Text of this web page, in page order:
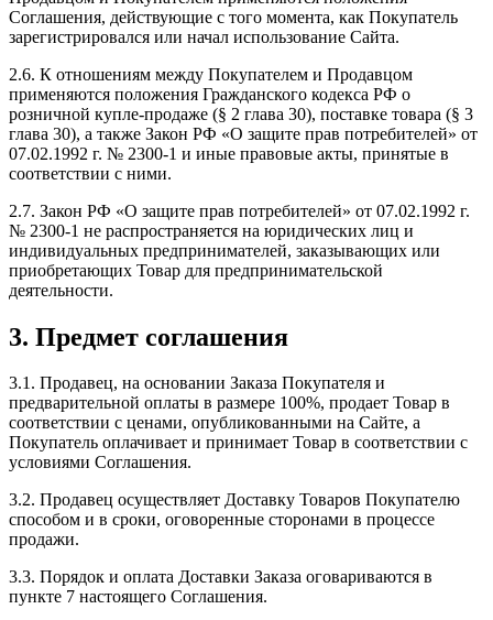
Соглашения, действующие с того момента, как Покупатель
зарегистрировался или начал использование Сайта.
2.6. К отношениям между Покупателем и Продавцом
применяются положения Гражданского кодекса РФ о
розничной купле-продаже (§ 2 глава 30), поставке товара (§ 3
глава 30), а также Закон РФ «О защите прав потребителей» от
07.02.1992 г. № 2300-1 и иные правовые акты, принятые в
соответствии с ними.
2.7. Закон РФ «О защите прав потребителей» от 07.02.1992 г.
№ 2300-1 не распространяется на юридических лиц и
индивидуальных предпринимателей, заказывающих или
приобретающих Товар для предпринимательской
деятельности.
3. Предмет соглашения
3.1. Продавец, на основании Заказа Покупателя и
предварительной оплаты в размере 100%, продает Товар в
соответствии с ценами, опубликованными на Сайте, а
Покупатель оплачивает и принимает Товар в соответствии с
условиями Соглашения.
3.2. Продавец осуществляет Доставку Товаров Покупателю
способом и в сроки, оговоренные сторонами в процессе
продажи.
3.3. Порядок и оплата Доставки Заказа оговариваются в
пункте 7 настоящего Соглашения.